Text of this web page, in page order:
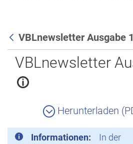
Zurück
VBLnewsletter Ausgabe
VBLnewsletter
Herunterladen
Informationen:
In der